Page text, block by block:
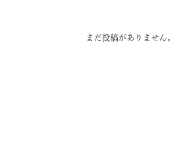
まだ投稿がありません。